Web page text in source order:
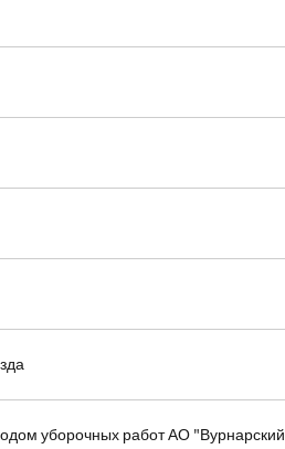
уборочных работ АО "Вурнарский